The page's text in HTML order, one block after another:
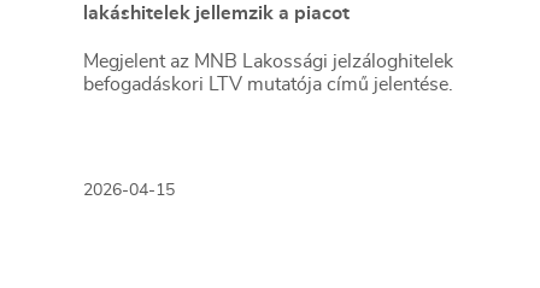
lakáshitelek jellemzik a piacot
Megjelent az MNB Lakossági jelzáloghitelek
befogadáskori LTV mutatója című jelentése.
2026-04-15